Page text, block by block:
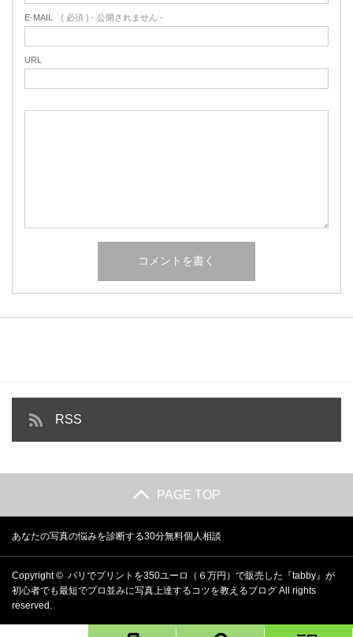
E-MAIL ( 必須 ) - 公開されません -
URL
RSS
PAGE TOP
あなたの写真の悩みを診断する30分無料個人相談
Copyright © パリでプリントを350ユーロ（６万円）で販売した『tabby』が
初心者でも最短でプロ並みに写真上達するコツを教えるブログ All rights
reserved.